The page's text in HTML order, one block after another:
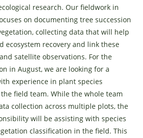
research. Our fieldwork in
on documenting tree succession
collecting data that will help
ecosystem recovery and link these
satellite observations. For the
in August, we are looking for a
experience in plant species
field team. While the whole team
collection across multiple plots, the
will be assisting with species
classification in the field. This